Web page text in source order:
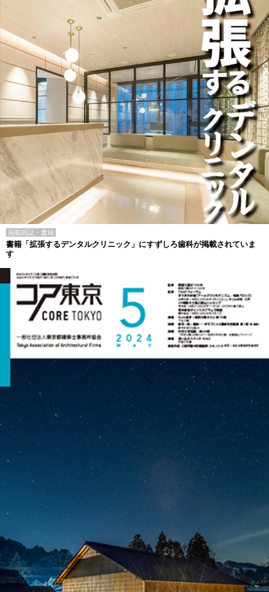
掲載雑誌・書籍
書籍「拡張するデンタルクリニック」にすずしろ歯科が掲載されていま
す